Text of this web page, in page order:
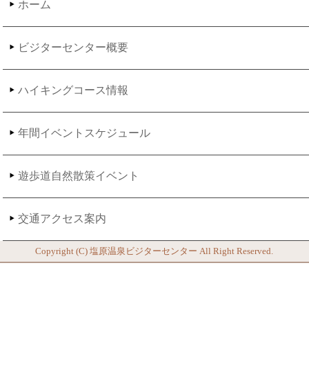
ホーム
ビジターセンター概要
ハイキングコース情報
年間イベントスケジュール
遊歩道自然散策イベント
交通アクセス案内
Copyright (C)塩原温泉ビジターセンター All Right Reserved.